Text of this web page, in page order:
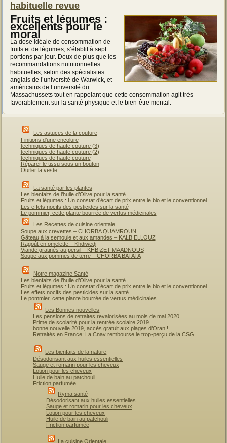
habituelle revue
Fruits et légumes :
excellents pour le
moral
La dose idéale de consommation de
fruits et de légumes, s’établit à sept
portions par jour. Deux de plus que les
recommandations nutritionnelles
habituelles, selon des spécialistes
anglais de l’université de Warwick, et
américains de l’université du
Massachussets tout en rappelant que cette consommation agit très
favorablement sur la santé physique et le bien-être mental.
Les astuces de la couture
Finitions d’une encolure
techniques de haute couture (3)
techniques de haute couture (2)
techniques de haute couture
Réparer le tissu sous un bouton
Ourler la veste
La santé par les plantes
Les bienfaits de l’huile d’Olive pour la santé
Fruits et légumes : Un constat d’écart de prix entre le bio et le conventionnel
Les effets nocifs des pesticides sur la santé
Le pommier, cette plante bourrée de vertus médicinales
Les Recettes de cuisine orientale
Soupe aux crevettes – CHORBA QUAMROUN
Gâteau à la semoule et aux amandes – KALB ELLOUZ
Ragoût en omelette – Khdiwedj
Viande gratinés au persil – KHBIZET MAADNOUS
Soupe aux pommes de terre – CHORBA BATATA
Notre magazine Santé
Les bienfaits de l’huile d’Olive pour la santé
Fruits et légumes : Un constat d’écart de prix entre le bio et le conventionnel
Les effets nocifs des pesticides sur la santé
Le pommier, cette plante bourrée de vertus médicinales
Les Bonnes nouvelles
Les pensions de retraites revalorisées au mois de mai 2020
Prime de scolarité pour la rentrée scolaire 2019
bonne nouvelle 2019, accès gratuit aux plages d’Oran !
Retraités en France: La Cnav rembourse le trop-perçu de la CSG
Les bienfaits de la nature
Désodorisant aux huiles essentielles
Sauge et romarin pour les cheveux
Lotion pour les cheveux
Huile de bain au patchouli
Friction parfumée
Ryma santé
Désodorisant aux huiles essentielles
Sauge et romarin pour les cheveux
Lotion pour les cheveux
Huile de bain au patchouli
Friction parfumée
La cuisine Orientale